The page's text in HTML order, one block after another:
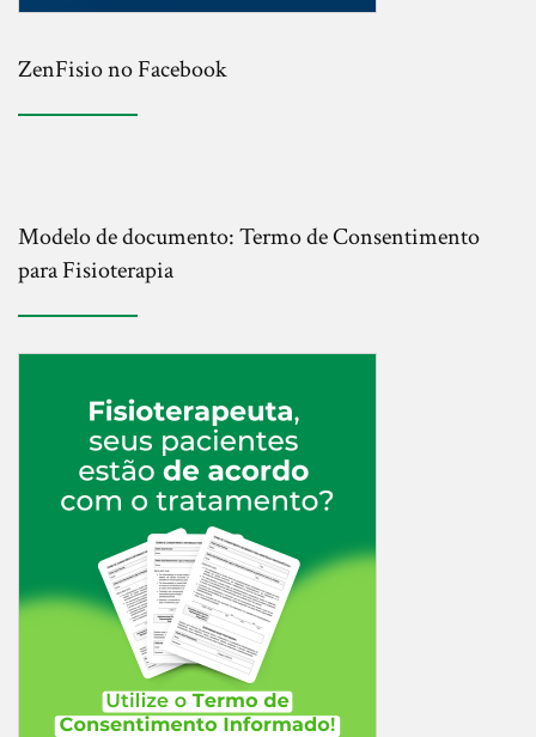
ZenFisio no Facebook
Modelo de documento: Termo de Consentimento
para Fisioterapia